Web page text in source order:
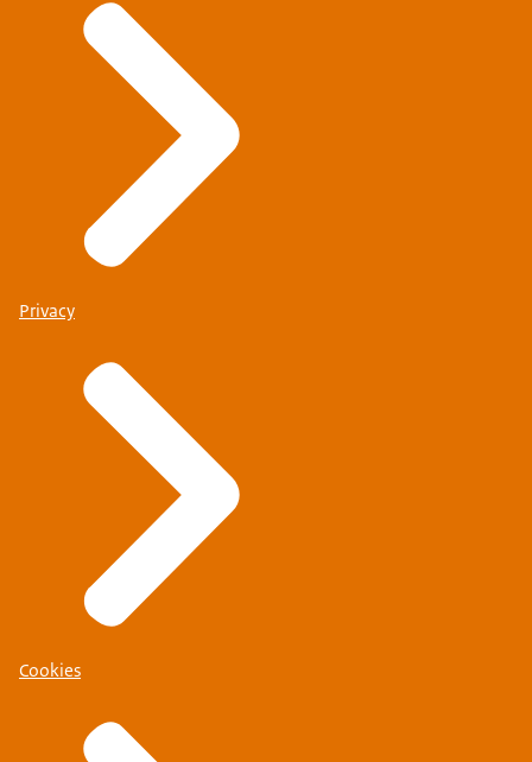
Privacy
Cookies